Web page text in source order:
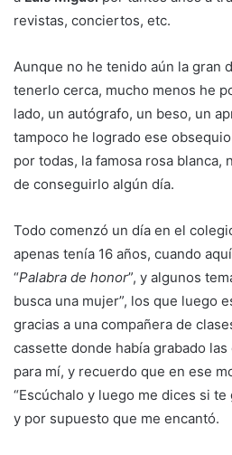
revistas, conciertos, etc.
Aunque no he tenido aún la gran
tenerlo cerca, mucho menos he
lado, un autógrafo, un beso, un
tampoco he logrado ese
por todas, la famosa rosa blanca,
de conseguirlo algún día.
Todo comenzó un día en el
apenas tenía 16 años, cuando
“Palabra de honor”, y algunos
busca una mujer”, los que luego
gracias a una compañera de
cassette donde había grabado
para mí, y recuerdo que en ese
“Escúchalo y luego me dices si te
y por supuesto que me encantó.